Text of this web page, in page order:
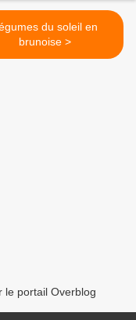
du soleil en
brunoise >
le portail Overblog